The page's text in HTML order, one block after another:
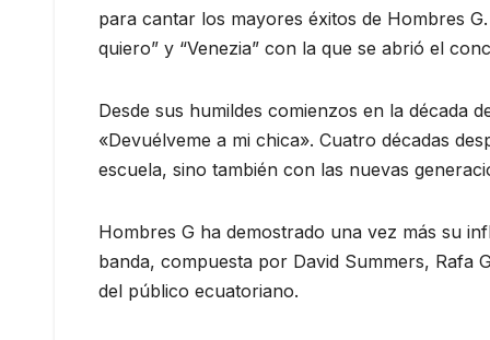
para cantar los mayores éxitos de Hombres
quiero” y “Venezia” con la que se abrió el
Desde sus humildes comienzos en la década
«Devuélveme a mi chica». Cuatro décadas
escuela, sino también con las nuevas
Hombres G ha demostrado una vez más su
banda, compuesta por David Summers, Rafa
del público ecuatoriano.